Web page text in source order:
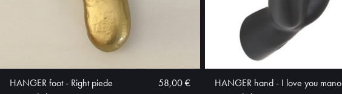
HANGER foot - Right piede
58,00 €
HANGER hand - I love you mano